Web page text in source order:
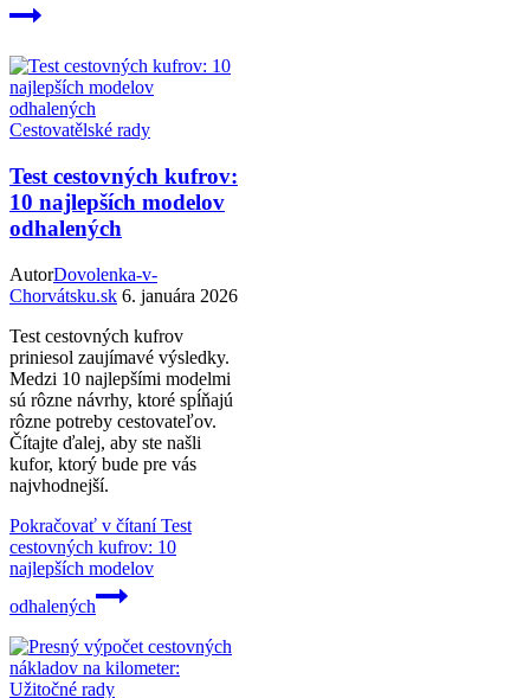
Cestovatělské rady
Test cestovných kufrov:
10 najlepších modelov
odhalených
AutorDovolenka-v-
Chorvátsku.sk 6. januára 2026
Test cestovných kufrov
priniesol zaujímavé výsledky.
Medzi 10 najlepšími modelmi
sú rôzne návrhy, ktoré spĺňajú
rôzne potreby cestovateľov.
Čítajte ďalej, aby ste našli
kufor, ktorý bude pre vás
najvhodnejší.
Pokračovať v čítaníTest
cestovných kufrov: 10
najlepších modelov
odhalených